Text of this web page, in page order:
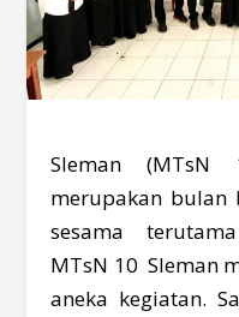
Sleman (MTsN
merupakan bulan
sesama
MTsN 10 Sleman
aneka kegiatan.